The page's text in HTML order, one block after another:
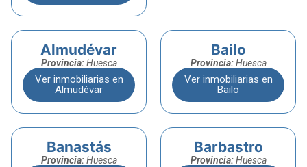
Almudévar
Provincia:Huesca
Ver inmobiliarias en
Almudévar
Bailo
Provincia:Huesca
Ver inmobiliarias en
Bailo
Banastás
Provincia:Huesca
Barbastro
Provincia:Huesca